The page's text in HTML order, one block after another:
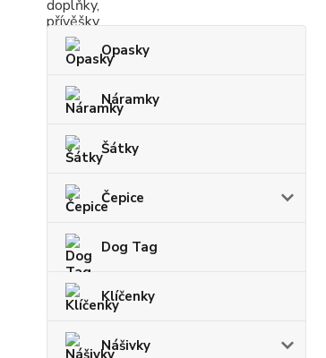
Opasky
Náramky
Šátky
Čepice
Dog Tag
Klíčenky
Nášivky